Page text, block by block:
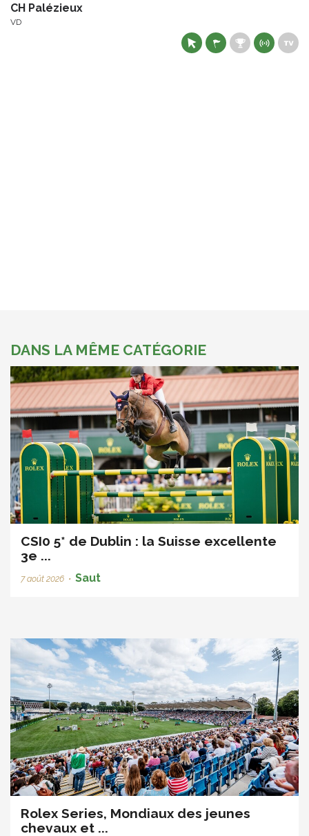
CH Palézieux
VD
DANS LA MÊME CATÉGORIE
CSI0 5* de Dublin : la Suisse excellente
3e ...
7 août 2026 • Saut
Rolex Series, Mondiaux des jeunes
chevaux et ...